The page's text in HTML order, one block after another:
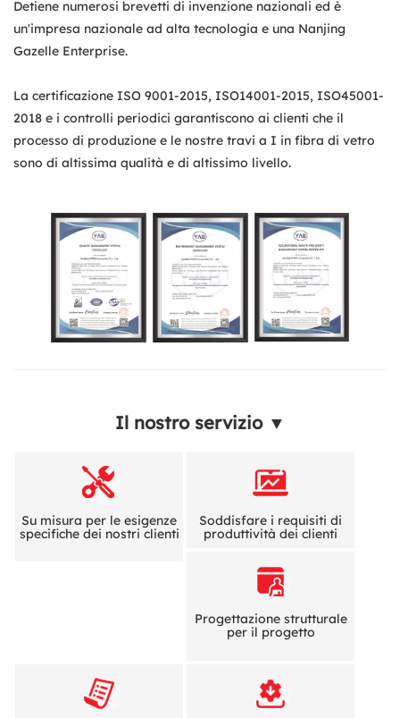
Detiene numerosi brevetti di invenzione nazionali ed è
un'impresa nazionale ad alta tecnologia e una Nanjing
Gazelle Enterprise.
La certificazione ISO 9001-2015, ISO14001-2015, ISO45001-
2018 e i controlli periodici garantiscono ai clienti che il
processo di produzione e le nostre travi a I in fibra di vetro
sono di altissima qualità e di altissimo livello.
Il nostro servizio ▼
Su misura per le esigenze
specifiche dei nostri clienti
Soddisfare i requisiti di
produttività dei clienti
Progettazione strutturale
per il progetto